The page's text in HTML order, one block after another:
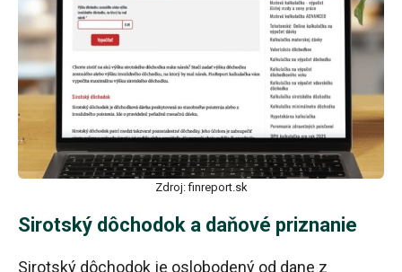
Zdroj: finreport.sk
Sirotský dôchodok a daňové priznanie
Sirotský dôchodok je oslobodený od dane z